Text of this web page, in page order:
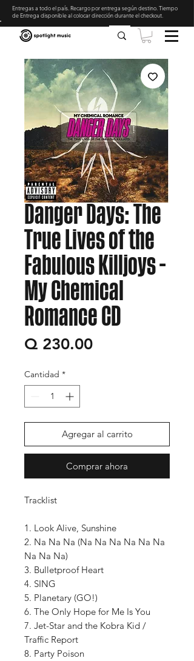
Entregas a todo el país. Recargo por entrega según destino. Tiempo
de Entrega disponible al colocar dirección durante el checkout
Danger Days: The
True Lives of the
Fabulous Killjoys -
My Chemical
Romance CD
Q 230.00Precio
Cantidad *
Agregar al carrito
Comprar ahora
Tracklist
1. Look Alive, Sunshine
2. Na Na Na (Na Na Na Na Na Na
Na Na Na)
3. Bulletproof Heart
4. SING
5. Planetary (GO!)
6. The Only Hope for Me Is You
7. Jet-Star and the Kobra Kid /
Traffic Report
8. Party Poison